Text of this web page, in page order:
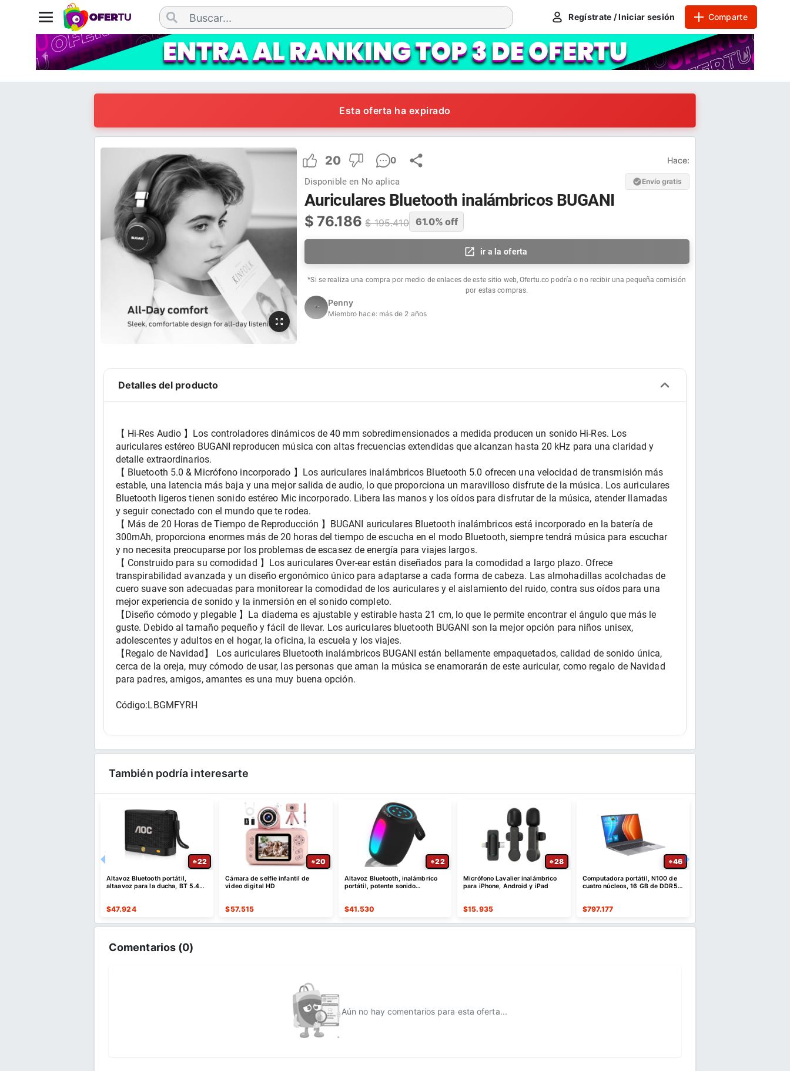
Regístrate / Iniciar sesión Comparte
Esta oferta ha expirado
20 0 Hace:
Disponible en No aplica Envío gratis
Auriculares Bluetooth inalámbricos BUGANI
$ 76.186 $195.410 61.0% off
ir a la oferta
*Si se realiza una compra por medio de enlaces de este sitio web, Ofertu.co podría o no recibir una pequeña comisión
por estas compras.
Penny
Miembro hace: más de 2 años
Detalles del producto
【 Hi-Res Audio 】Los controladores dinámicos de 40 mm sobredimensionados a medida producen un sonido Hi-Res. Los
auriculares estéreo BUGANI reproducen música con altas frecuencias extendidas que alcanzan hasta 20 kHz para una claridad y
detalle extraordinarios.
【 Bluetooth 5.0 & Micrófono incorporado 】Los auriculares inalámbricos Bluetooth 5.0 ofrecen una velocidad de transmisión más
estable, una latencia más baja y una mejor salida de audio, lo que proporciona un maravilloso disfrute de la música. Los auriculares
Bluetooth ligeros tienen sonido estéreo Mic incorporado. Libera las manos y los oídos para disfrutar de la música, atender llamadas
y seguir conectado con el mundo que te rodea.
【 Más de 20 Horas de Tiempo de Reproducción 】BUGANI auriculares Bluetooth inalámbricos está incorporado en la batería de
300mAh, proporciona enormes más de 20 horas del tiempo de escucha en el modo Bluetooth, siempre tendrá música para escuchar
y no necesita preocuparse por los problemas de escasez de energía para viajes largos.
【 Construido para su comodidad 】Los auriculares Over-ear están diseñados para la comodidad a largo plazo. Ofrece
transpirabilidad avanzada y un diseño ergonómico único para adaptarse a cada forma de cabeza. Las almohadillas acolchadas de
cuero suave son adecuadas para monitorear la comodidad de los auriculares y el aislamiento del ruido, contra sus oídos para una
mejor experiencia de sonido y la inmersión en el sonido completo.
【Diseño cómodo y plegable 】La diadema es ajustable y estirable hasta 21 cm, lo que le permite encontrar el ángulo que más le
guste. Debido al tamaño pequeño y fácil de llevar. Los auriculares bluetooth BUGANI son la mejor opción para niños unisex,
adolescentes y adultos en el hogar, la oficina, la escuela y los viajes.
【Regalo de Navidad】 Los auriculares Bluetooth inalámbricos BUGANI están bellamente empaquetados, calidad de sonido única,
cerca de la oreja, muy cómodo de usar, las personas que aman la música se enamorarán de este auricular, como regalo de Navidad
para padres, amigos, amantes es una muy buena opción.
Código:LBGMFYRH
También podría interesarte
22
Altavoz Bluetooth portátil,
altaavoz para la ducha, BT 5.4
$47.924
20
Cámara de selfie infantil de
video digital HD
$57.515
22
Altavoz Bluetooth, inalámbrico
portátil, potente sonido
$41.530
28
Micrófono Lavalier inalámbrico
para iPhone, Android y iPad
$15.935
46
Computadora portátil, N100 de
cuatro núcleos, 16 GB de DDR5 y
$797.177
Comentarios (0)
Aún no hay comentarios para esta oferta...